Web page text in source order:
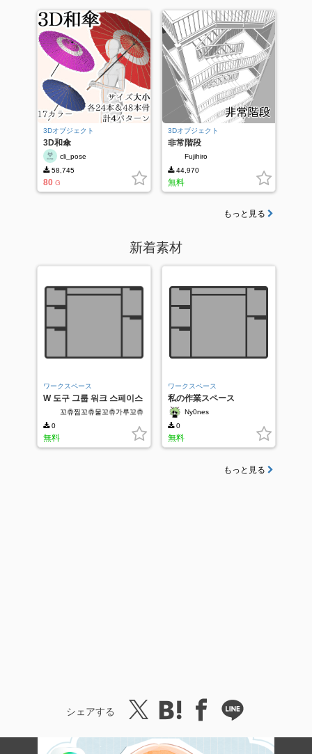
3Dオブジェクト
3D和傘
cli_pose
58,745
80 G
3Dオブジェクト
非常階段
Fujihiro
44,970
無料
もっと見る
新着素材
ワークスペース
W 도구 그룹 워크 스페이스
꼬츄찜꼬츄물꼬츄가루꼬츄
0
無料
ワークスペース
私の作業スペース
Ny0nes
0
無料
もっと見る
シェアする